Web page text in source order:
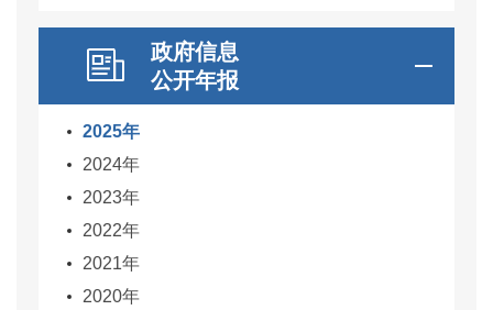
政府信息
公开年报
2025年
2024年
2023年
2022年
2021年
2020年